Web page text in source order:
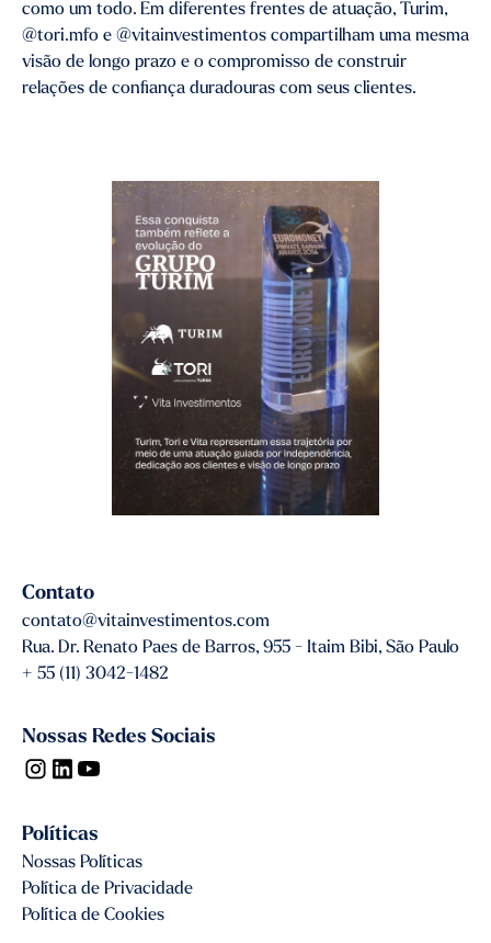
como um todo. Em diferentes frentes de atuação, Turim,
@tori.mfo e @vitainvestimentos compartilham uma mesma
visão de longo prazo e o compromisso de construir
relações de confiança duradouras com seus clientes.
Contato
contato@vitainvestimentos.com
Rua. Dr. Renato Paes de Barros, 955 - Itaim Bibi, São Paulo
+ 55 (11) 3042-1482
Nossas Redes Sociais
Políticas
Nossas Políticas
Política de Privacidade
Política de Cookies